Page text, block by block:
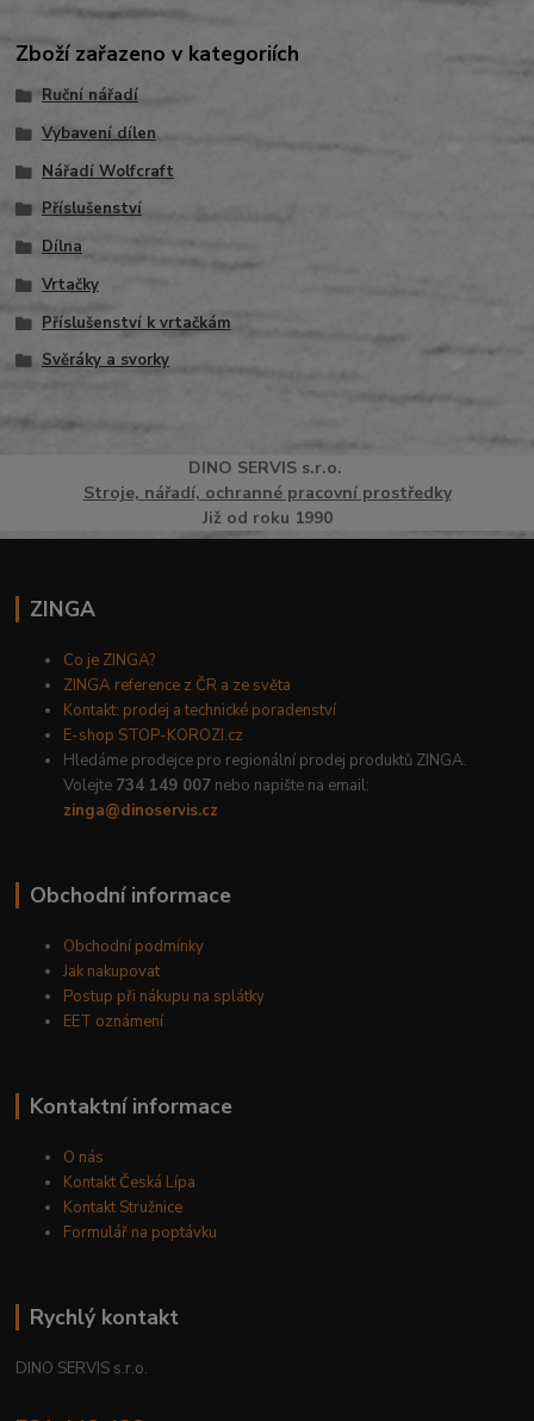
Zboží zařazeno v kategoriích
Ruční nářadí
Vybavení dílen
Nářadí Wolfcraft
Příslušenství
Dílna
Vrtačky
Příslušenství k vrtačkám
Svěráky a svorky
DINO SERVISs.r.o.
Stroje, nářadí, ochranné pracovní prostředky
Již od roku 1990
ZINGA
Co je ZINGA?
ZINGA reference z ČR a ze světa
Kontakt: prodej a technické poradenství
E-shop STOP-KOROZI.cz
Hledáme prodejce pro regionální prodej produktů ZINGA.
Volejte 734 149 007 nebo napište na email:
zinga@dinoservis.cz
Obchodní informace
Obchodní podmínky
Jak nakupovat
Postup při nákupu na splátky
EET oznámení
Kontaktní informace
O nás
Kontakt Česká Lípa
Kontakt Stružnice
Formulář na poptávku
Rychlý kontakt
DINO SERVIS s.r.o.